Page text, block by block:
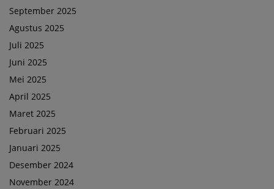
September 2025
Agustus 2025
Juli 2025
Juni 2025
Mei 2025
April 2025
Maret 2025
Februari 2025
Januari 2025
Desember 2024
November 2024